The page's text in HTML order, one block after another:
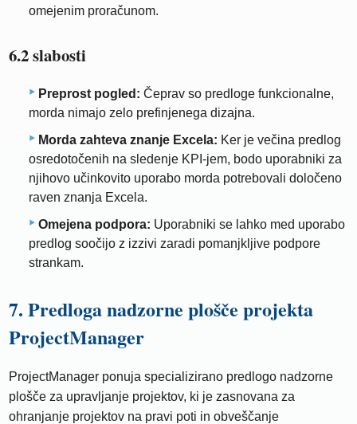
omejenim proračunom.
6.2 slabosti
Preprost pogled: Čeprav so predloge funkcionalne,
morda nimajo zelo prefinjenega dizajna.
Morda zahteva znanje Excela: Ker je večina predlog
osredotočenih na sledenje KPI-jem, bodo uporabniki za
njihovo učinkovito uporabo morda potrebovali določeno
raven znanja Excela.
Omejena podpora: Uporabniki se lahko med uporabo
predlog soočijo z izzivi zaradi pomanjkljive podpore
strankam.
7. Predloga nadzorne plošče projekta
ProjectManager
ProjectManager ponuja specializirano predlogo nadzorne
plošče za upravljanje projektov, ki je zasnovana za
ohranjanje projektov na pravi poti in obveščanje